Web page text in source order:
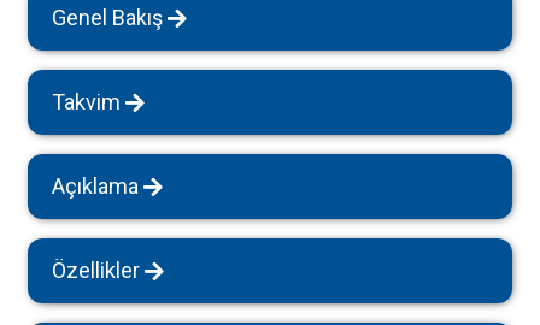
Genel Bakış
Takvim
Açıklama
Özellikler